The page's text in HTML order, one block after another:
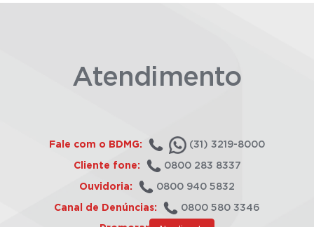
Atendimento
Fale com o BDMG: (31) 3219-8000
Cliente fone: 0800 283 8337
Ouvidoria: 0800 940 5832
Canal de Denúncias: 0800 580 3346